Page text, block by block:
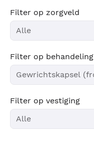
Filter op zorgveld
Filter op behandeling
Filter op vestiging